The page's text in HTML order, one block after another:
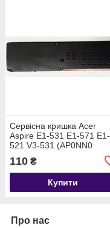
Сервісна кришка Acer
Aspire E1-531 E1-571 E1-
521 V3-531 (AP0NN0
110 ₴
Купити
Про нас